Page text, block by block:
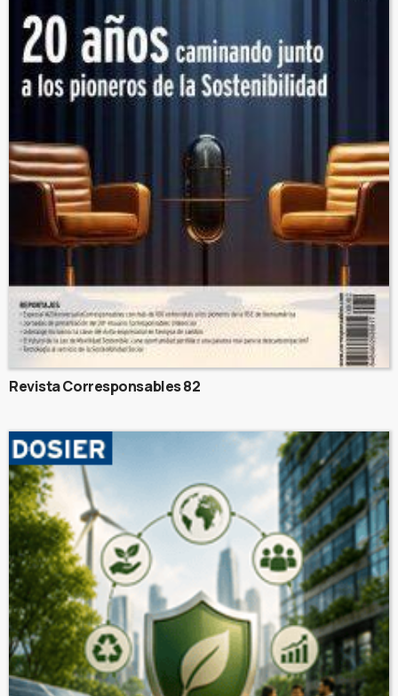
Revista Corresponsables 82